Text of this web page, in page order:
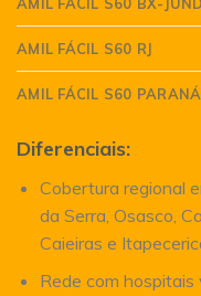
AMIL FÁCIL S60 RJ
AMIL FÁCIL S60 PARANÁ
Diferenciais:
Cobertura regional
da Serra, Osasco,
Caieiras e
Rede com